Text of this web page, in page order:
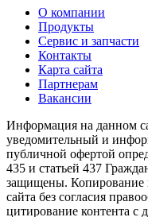
О компании
Продукты
Сервис и запчасти
Контакты
Карта сайта
Партнерам
Вакансии
Информация на данном
уведомительный и
публичной офертой
435 и статьей 437
защищены. Копирование
сайта без согласия
цитирование контента с